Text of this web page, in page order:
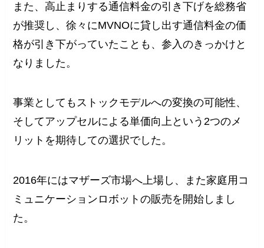
また、高止まりする通信料金の引き下げを総務省
が推奨し、徐々にMVNOに貸し出す通信料金の価
格が引き下がっていたことも、参入のきっかけと
なりました。
事業としてもストックモデルへの変換の可能性、
そしてアップセルによる単価向上という2つのメ
リットを期待しての選択でした。
2016年にはマザーズ市場へ上場し、また家庭用コ
ミュニケーションロボットの販売を開始しまし
た。